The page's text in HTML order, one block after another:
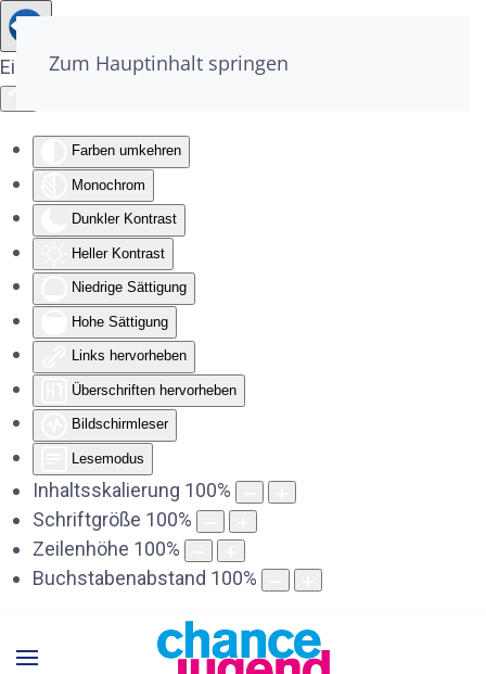
Eingabehilfen öffnen
Farben umkehren
Monochrom
Dunkler Kontrast
Heller Kontrast
Niedrige Sättigung
Hohe Sättigung
Links hervorheben
Überschriften hervorheben
Bildschirmleser
Lesemodus
Inhaltsskalierung 100%
Schriftgröße 100%
Zeilenhöhe 100%
Buchstabenabstand 100%
Zum Hauptinhalt springen